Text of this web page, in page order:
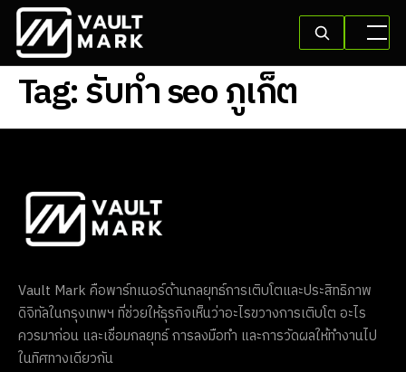
Tag:รับทํา seo ภูเก็ต
Vault Mark คือพาร์ทเนอร์ด้านกลยุทธ์การเติบโตและประสิทธิภาพ
ดิจิทัลในกรุงเทพฯ ที่ช่วยให้ธุรกิจเห็นว่าอะไรขวางการเติบโต อะไร
ควรมาก่อน และเชื่อมกลยุทธ์ การลงมือทำ และการวัดผลให้ทำงานไป
ในทิศทางเดียวกัน